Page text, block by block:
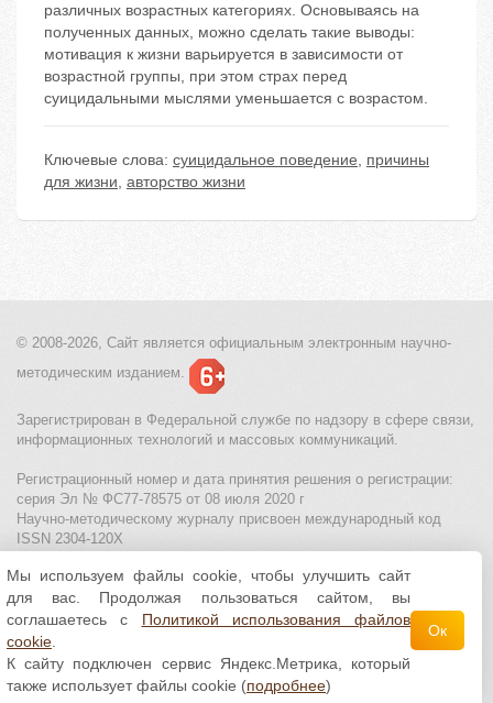
различных возрастных категориях. Основываясь на
полученных данных, можно сделать такие выводы:
мотивация к жизни варьируется в зависимости от
возрастной группы, при этом страх перед
суицидальными мыслями уменьшается с возрастом.
Ключевые слова: суицидальное поведение, причины
для жизни, авторство жизни
© 2008-2026, Сайт является официальным электронным научно-
методическим изданием.
Зарегистрирован в Федеральной службе по надзору в сфере связи,
информационных технологий и массовых коммуникаций.
Регистрационный номер и дата принятия решения о регистрации:
серия Эл № ФС77-78575 от 08 июля 2020 г
Научно-методическому журналу присвоен международный код
ISSN 2304-120X
МЦИТО|Школьные олимпиады и онлайн конкурсы для детей
Политика использования файлов cookie| Политика обработки и
защиты персональных данных
Все материалы доступны полицензии Creative
Commons С указанием авторства 4.0 Всемирная
Мы используем файлы cookie, чтобы улучшить сайт
для вас. Продолжая пользоваться сайтом, вы
соглашаетесь с Политикой использования файлов
cookie
К сайту подключен сервис Яндекс.Метрика, который
также использует файлы cookie (подробнее)
Ок